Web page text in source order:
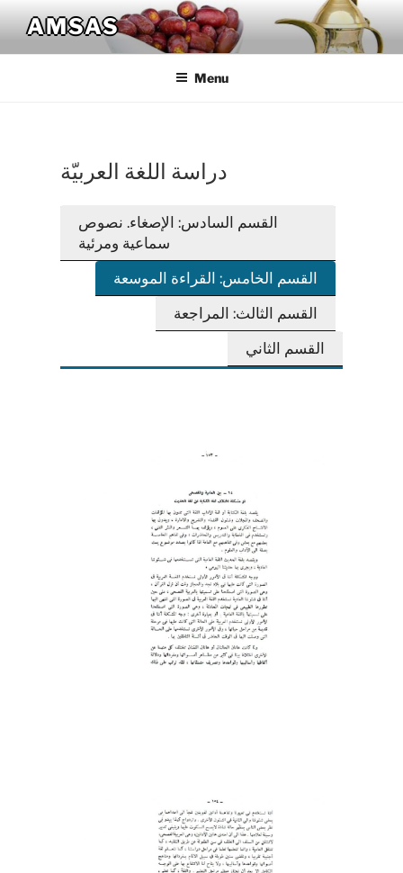
content
AMSAS
Menu
دراسة اللغة العربيّة
القسم السادس: الإصغاء. نصوص
سماعية ومرئية
القسم الخامس: القراءة الموسعة
القسم الثالث: المراجعة
القسم الثاني